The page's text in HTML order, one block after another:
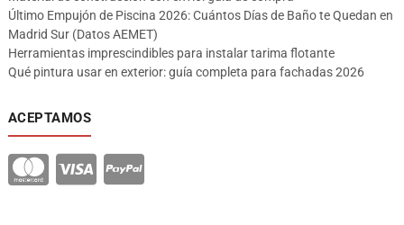
Último Empujón de Piscina 2026: Cuántos Días de Baño te Quedan en
Madrid Sur (Datos AEMET)
Herramientas imprescindibles para instalar tarima flotante
Qué pintura usar en exterior: guía completa para fachadas 2026
ACEPTAMOS